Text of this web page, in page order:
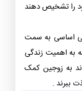
را تشخیص دهند
اساسی به سمت
به اهمیت زندگی
به زوجین کمک
ببرند .